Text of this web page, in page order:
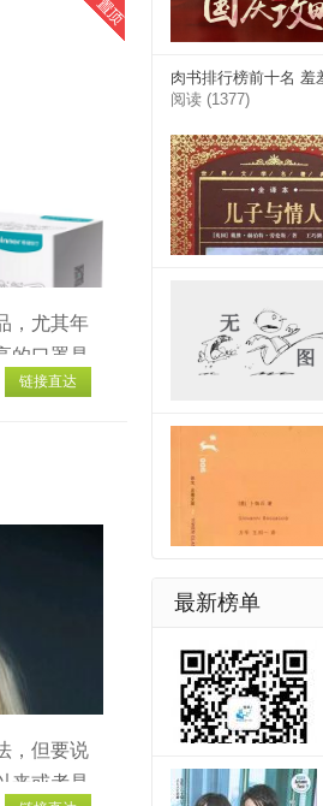
，尤其年
的口罩是
罩品牌
链接直达
，但要说
来或者是
肉书排行榜前十名 羞
阅读 (1377)
最新榜单